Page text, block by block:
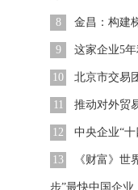
8 金昌：构建
9 这家企业5
10 北京市交易
11 推动对外贸
12 中央企业“十
13 《财富》世
步”最快中国企业